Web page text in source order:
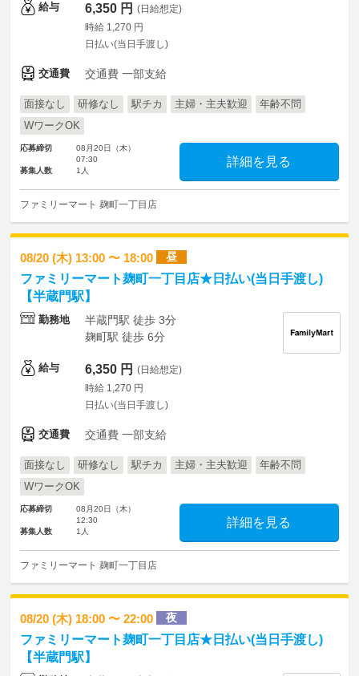
給与 6,350 円 (日給想定)
時給 1,270 円
日払い(当日手渡し)
交通費 交通費 一部支給
面接なし 研修なし 駅チカ 主婦・主夫歓迎
年齢不問
WワークOK
応募締切
08月20日（木）
07:30
募集人数
1人
詳細を見る
ファミリーマート 麹町一丁目店
08/20 (木) 13:00 〜 18:00 昼
ファミリーマート麹町一丁目店★日払い(当日手渡し)
【半蔵門駅】
勤務地
半蔵門駅 徒歩 3分
麹町駅 徒歩 6分
給与 6,350 円 (日給想定)
時給 1,270 円
日払い(当日手渡し)
交通費 交通費 一部支給
面接なし 研修なし 駅チカ 主婦・主夫歓迎
年齢不問
WワークOK
応募締切
08月20日（木）
12:30
募集人数
1人
詳細を見る
ファミリーマート 麹町一丁目店
08/20 (木) 18:00 〜 22:00 夜
ファミリーマート麹町一丁目店★日払い(当日手渡し)
【半蔵門駅】